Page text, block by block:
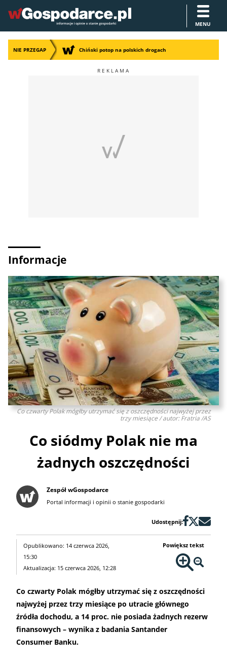
MENU
NIE PRZEGAP Chiński potop na polskich drogach
Informacje
Co czwarty Polak mógłby utrzymać się z oszczędności najwyżej przez
trzy miesiące / autor: Fratria /AS
Co siódmy Polak nie ma
żadnych oszczędności
Zespół wGospodarce
Portal informacji i opinii o stanie gospodarki
Udostępnij:
Opublikowano: 14 czerwca 2026,
15:30
Aktualizacja: 15 czerwca 2026, 12:28
Powiększ tekst
Co czwarty Polak mógłby utrzymać się z oszczędności
najwyżej przez trzy miesiące po utracie głównego
źródła dochodu, a 14 proc. nie posiada żadnych rezerw
finansowych – wynika z badania Santander
Consumer Banku.